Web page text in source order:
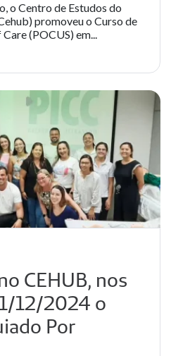
o Centro de Estudos do
promoveu o Curso de
(POCUS) em...
CEHUB, nos
12/2024 o
Por